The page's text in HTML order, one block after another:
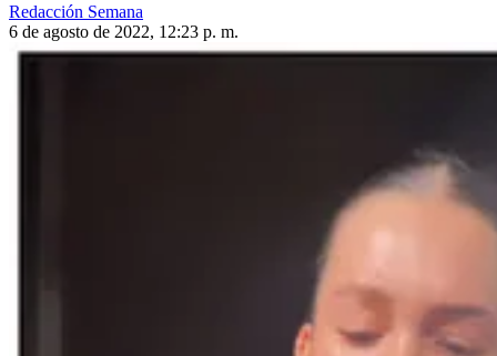
Redacción Semana
6 de agosto de 2022, 12:23 p. m.